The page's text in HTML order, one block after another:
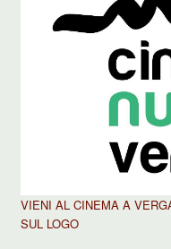
VIENI AL CINEMA A
SUL LOGO